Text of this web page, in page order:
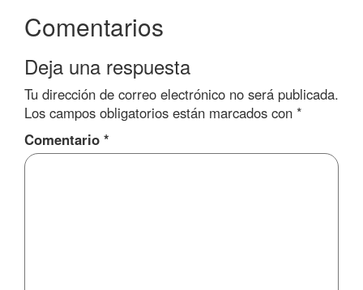
Comentarios
Deja una respuesta
Tu dirección de correo electrónico no será publicada.
Los campos obligatorios están marcados con *
Comentario *